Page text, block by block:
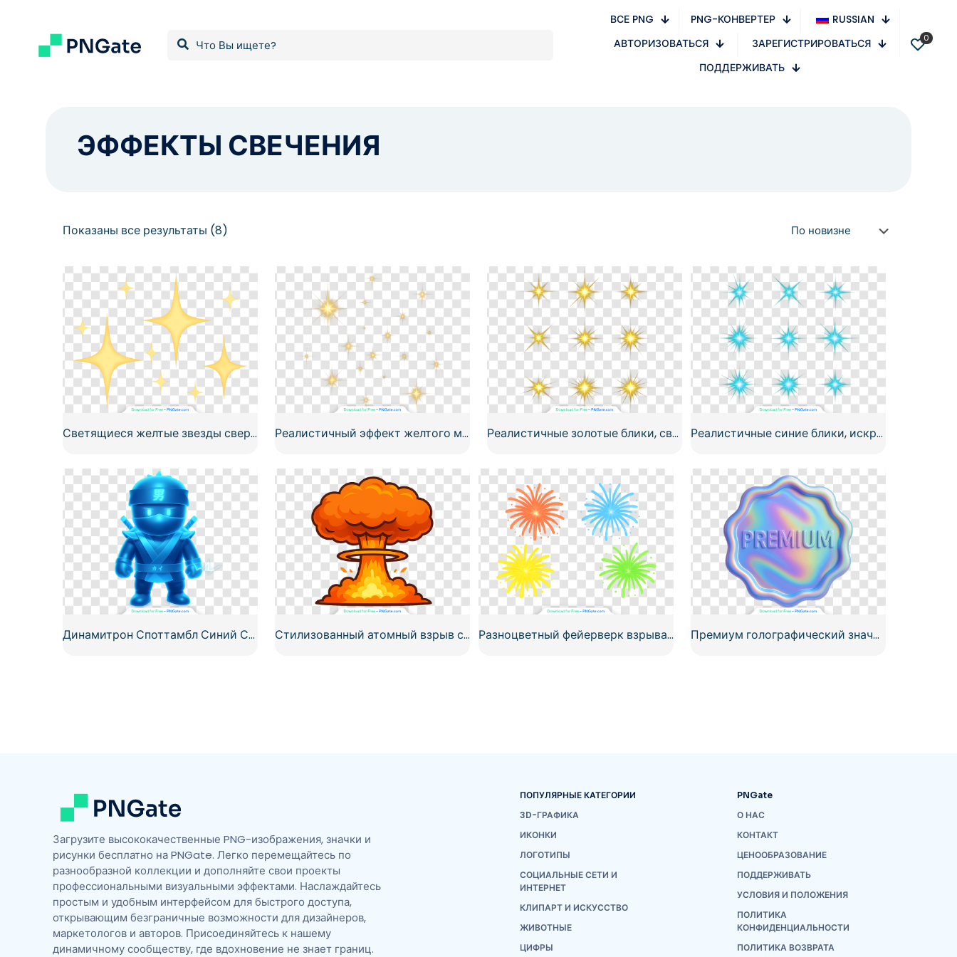
ВСЕ PNG PNG-КОНВЕРТЕР
RUSSIAN
АВТОРИЗОВАТЬСЯ
ЗАРЕГИСТРИРОВАТЬСЯ
ПОДДЕРЖИВАТЬ
0
ЭФФЕКТЫ СВЕЧЕНИЯ
Показаны все результаты (8)Сортировка:
недавние
Светящиеся желтые звезды сверкают скоплением бесплатно PNG Реалистичный эффект желтого мерцающего звездного свечения, бесплатный PNG Реалистичные золотые блики, сверкающие эффекты, бесплатный PNG Реалистичные синие блики, искрящиеся эффекты, бесплатный PNG
Динамитрон Споттамбл Синий Светящийся Мультяшный Ниндзя Персонаж Бесплатный PNG Стилизованный атомный взрыв с грибовидным облаком (бесплатный PNG) Разноцветный фейерверк взрывается ярким сиянием. Бесплатный PNG. Премиум голографический значок в стиле жидкого масла бесплатно PNG
Загрузите высококачественные PNG-изображения, значки и
рисунки бесплатно на PNGate. Легко перемещайтесь по
разнообразной коллекции и дополняйте свои проекты
профессиональными визуальными эффектами. Наслаждайтесь
простым и удобным интерфейсом для быстрого доступа,
открывающим безграничные возможности для дизайнеров,
маркетологов и авторов. Присоединяйтесь к нашему
динамичному сообществу, где вдохновение не знает границ.
ПОПУЛЯРНЫЕ КАТЕГОРИИ
3D-ГРАФИКА
ИКОНКИ
ЛОГОТИПЫ
СОЦИАЛЬНЫЕ СЕТИ И
ИНТЕРНЕТ
КЛИПАРТ И ИСКУССТВО
ЖИВОТНЫЕ
ЦИФРЫ
PNGate
О НАС
КОНТАКТ
ЦЕНООБРАЗОВАНИЕ
ПОДДЕРЖИВАТЬ
УСЛОВИЯ И ПОЛОЖЕНИЯ
ПОЛИТИКА
КОНФИДЕНЦИАЛЬНОСТИ
ПОЛИТИКА ВОЗВРАТА